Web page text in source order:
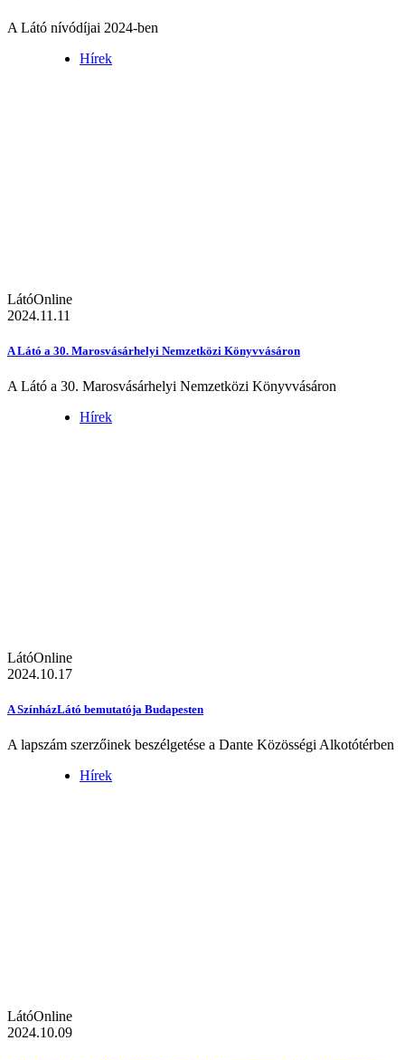
A Látó nívódíjai 2024-ben
Hírek
LátóOnline
2024.11.11
A Látó a 30. Marosvásárhelyi Nemzetközi Könyvvásáron
A Látó a 30. Marosvásárhelyi Nemzetközi Könyvvásáron
Hírek
LátóOnline
2024.10.17
A SzínházLátó bemutatója Budapesten
A lapszám szerzőinek beszélgetése a Dante Közösségi Alkotótérben
Hírek
LátóOnline
2024.10.09